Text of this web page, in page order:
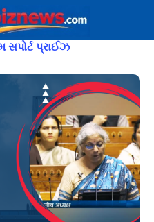
પ્રાઈઝ